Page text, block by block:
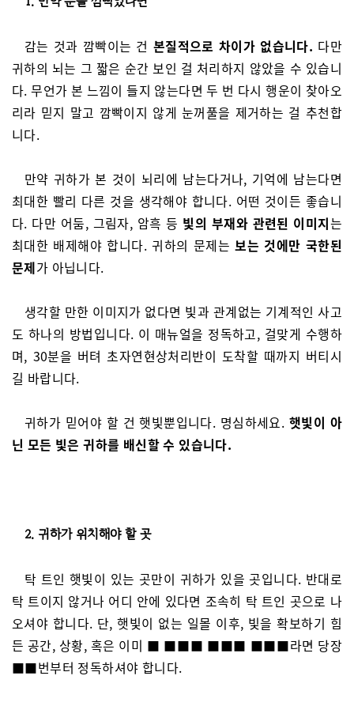
감는 것과 깜빡이는 건 본질적으로 차이가 없습니다. 다만
귀하의 뇌는 그 짧은 순간 보인 걸 처리하지 않았을 수 있습니
다. 무언가 본 느낌이 들지 않는다면 두 번 다시 행운이 찾아오
리라 믿지 말고 깜빡이지 않게 눈꺼풀을 제거하는 걸 추천합
니다.
만약 귀하가 본 것이 뇌리에 남는다거나, 기억에 남는다면
최대한 빨리 다른 것을 생각해야 합니다. 어떤 것이든 좋습니
다. 다만 어둠, 그림자, 암흑 등 빛의 부재와 관련된 이미지는
최대한 배제해야 합니다. 귀하의 문제는보는 것에만 국한된
문제가 아닙니다.
생각할 만한 이미지가 없다면 빛과 관계없는 기계적인 사고
도 하나의 방법입니다. 이 매뉴얼을 정독하고, 걸맞게 수행하
며, 30분을 버텨 초자연현상처리반이 도착할 때까지 버티시
길 바랍니다.
귀하가 믿어야 할 건 햇빛뿐입니다. 명심하세요. 햇빛이 아
닌 모든 빛은 귀하를 배신할 수 있습니다.
2. 귀하가 위치해야 할 곳
탁 트인 햇빛이 있는 곳만이 귀하가 있을 곳입니다. 반대로
탁 트이지 않거나 어디 안에 있다면 조속히 탁 트인 곳으로 나
오셔야 합니다. 단, 햇빛이 없는 일몰 이후, 빛을 확보하기 힘
든 공간, 상황, 혹은 이미 ■ ■■■ ■■■ ■■■라면 당장
■■번부터 정독하셔야 합니다.